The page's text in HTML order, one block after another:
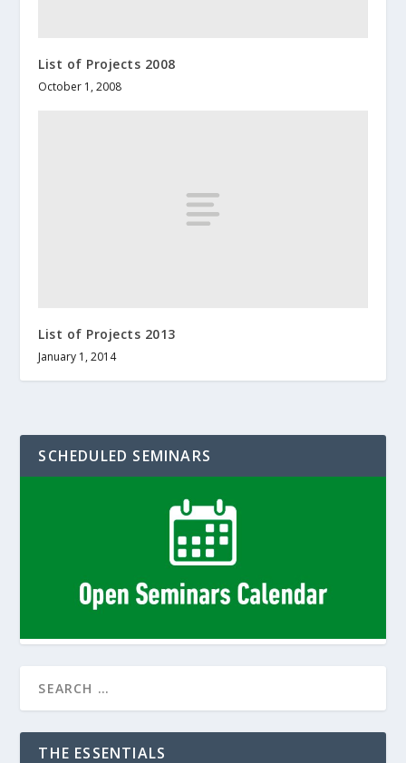
List of Projects 2008
October 1, 2008
List of Projects 2013
January 1, 2014
SCHEDULED SEMINARS
THE ESSENTIALS